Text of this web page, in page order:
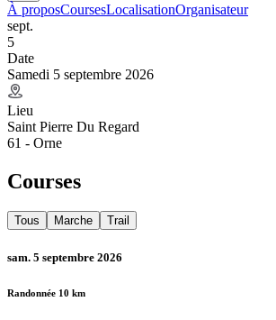
À proposCoursesLocalisationOrganisateur
sept.
5
Date
Samedi 5 septembre 2026
Lieu
Saint Pierre Du Regard
61 - Orne
Courses
Tous Marche Trail
sam. 5 septembre 2026
Randonnée 10 km